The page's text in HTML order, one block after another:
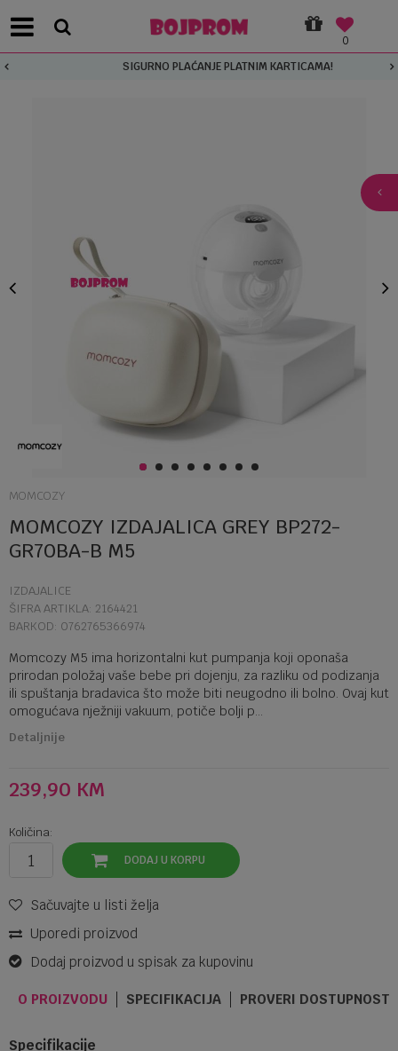
0
SIGURNO PLAĆANJE PLATNIM KARTICAMA!
1 2 3 4 5 6 7 8
MOMCOZY
MOMCOZY IZDAJALICA GREY BP272-
GR70BA-B M5
IZDAJALICE
ŠIFRA ARTIKLA: 2164421
BARKOD: 0762765366974
Momcozy M5 ima horizontalni kut pumpanja koji oponaša
prirodan položaj vaše bebe pri dojenju, za razliku od podizanja
ili spuštanja bradavica što može biti neugodno ili bolno. Ovaj kut
omogućava nježniji vakuum, potiče bolji p...
Detaljnije
239,90 KM
Količina:
DODAJ U KORPU
Sačuvajte u listi želja
Uporedi proizvod
Dodaj proizvod u spisak za kupovinu
O PROIZVODU SPECIFIKACIJA PROVERI DOSTUPNOST
Specifikacije